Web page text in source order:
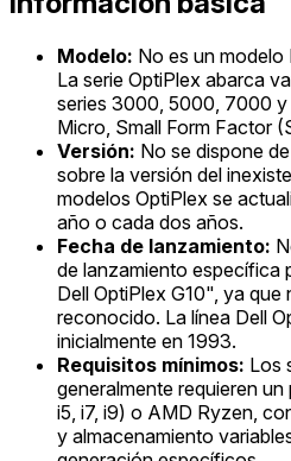
Modelo: No es un
La serie OptiPlex abarca
series 3000, 5000, 7000
Micro, Small Form Factor
Versión: No se dispone
sobre la versión del
modelos OptiPlex se
año o cada dos años.
Fecha de lanzamiento:
de lanzamiento específica
Dell OptiPlex G10", ya que
reconocido. La línea Dell
inicialmente en 1993.
Requisitos mínimos: Los
generalmente requieren
i5, i7, i9) o AMD Ryzen,
y almacenamiento